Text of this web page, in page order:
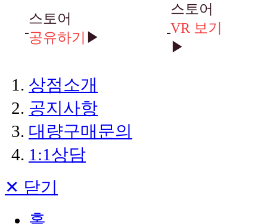
스토어
공유하기
▶
스토어
VR 보기
▶
상점소개
공지사항
대량구매문의
1:1상담
✕ 닫기
홈